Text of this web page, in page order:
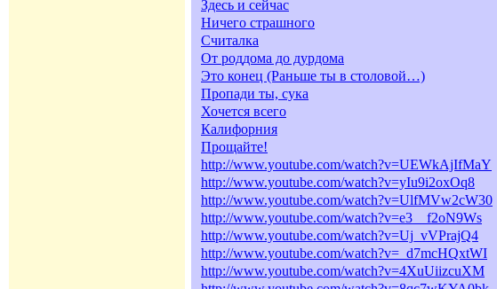
Здесь и сейчас
Ничего страшного
Считалка
От роддома до дурдома
Это конец (Раньше ты в столовой…)
Пропади ты, сука
Хочется всего
Калифорния
Прощайте!
http://www.youtube.com/watch?v=UEWkAjIfMaY
http://www.youtube.com/watch?v=yIu9i2oxOq8
http://www.youtube.com/watch?v=UlfMVw2cW30
http://www.youtube.com/watch?v=e3__f2oN9Ws
http://www.youtube.com/watch?v=Uj_vVPrajQ4
http://www.youtube.com/watch?v=_d7mcHQxtWI
http://www.youtube.com/watch?v=4XuUiizcuXM